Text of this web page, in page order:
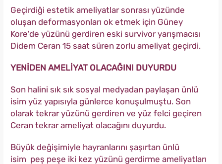
Geçirdiği estetik ameliyatlar sonrası yüzünde
oluşan deformasyonları ok etmek için Güney
Kore'de yüzünü gerdiren eski survivor yarışmacısı
Didem Ceran 15 saat süren zorlu ameliyat geçirdi.
YENİDEN AMELİYAT OLACAĞINI DUYURDU
Son halini sık sık sosyal medyadan paylaşan ünlü
isim yüz yapısıyla günlerce konuşulmuştu. Son
olarak tekrar yüzünü gerdiren ve yüz felci geçiren
Ceran tekrar ameliyat olacağını duyurdu.
Büyük değişimiyle hayranlarını şaşırtan ünlü
isim peş peşe iki kez yüzünü gerdirme ameliyatları